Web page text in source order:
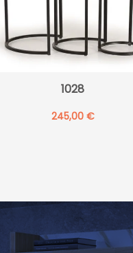
1028
245,00 €